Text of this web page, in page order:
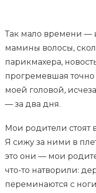
Так мало времени —
мамины волосы,
парикмахера,
прогремевшая
моей головой,
— за два дня.
Мои родители стоят
Я сижу за ними в
это они — мои
что-то натворили:
переминаются с